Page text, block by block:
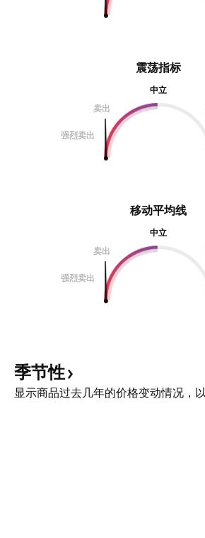
震荡指标
中立
卖出
强烈卖出
移动平均线
中立
卖出
强烈卖出
季节性
显示商品过去几年的价格变动情况，